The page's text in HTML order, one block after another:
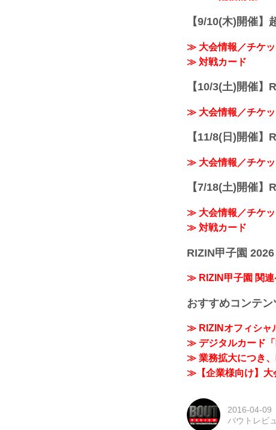
【9/10(木)開催】
≫ 大会情報／チケッ
≫ 対戦カード
【10/3(土)開催
≫ 大会情報／チケッ
【11/8(日)開催
≫ 大会情報／チケッ
【7/18(土)開催
≫ 大会情報／チケッ
≫ 対戦カード
RIZIN甲子園 2026
≫ RIZIN甲子園 関連
おすすめコンテン
≫ RIZINオフィシャ
≫ デジタルカード「
≫ 業務拡大につき、
≫【企業様向け】大
2016-04-09
バウトレビ